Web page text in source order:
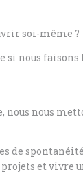
soi-même ?
nous faisons
nous
de
et vivre